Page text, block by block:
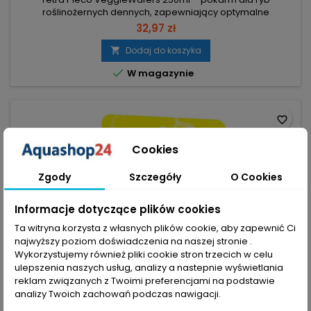
roślinożernych dennych, zapewniający optymalne
odżywienie i stałą konsystencję, która nie powoduje
mętnienia wody. Opakowanie: 250ml / 110g – wygodne
dozowanie i kontrola porcji. Cukinia i minerały – wsparcie
samopoczucia i witalności ryb. Błonnik – wspomaga zdrowe
trawienie. Stała konsystencja wafli –...
32,97 zł
 Dodaj do koszyka
 W magazynie
favorite_border
Cookies
Zgody Szczegóły O Cookies
Informacje dotyczące plików cookies
Ta witryna korzysta z własnych plików cookie, aby zapewnić Ci
najwyższy poziom doświadczenia na naszej stronie .
Wykorzystujemy również pliki cookie stron trzecich w celu
ulepszenia naszych usług, analizy a nastepnie wyświetlania
reklam związanych z Twoimi preferencjami na podstawie
analizy Twoich zachowań podczas nawigacji.